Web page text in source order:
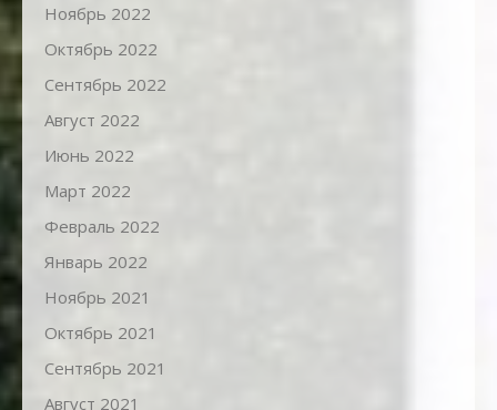
Ноябрь 2022
Октябрь 2022
Сентябрь 2022
Август 2022
Июнь 2022
Март 2022
Февраль 2022
Январь 2022
Ноябрь 2021
Октябрь 2021
Сентябрь 2021
Август 2021